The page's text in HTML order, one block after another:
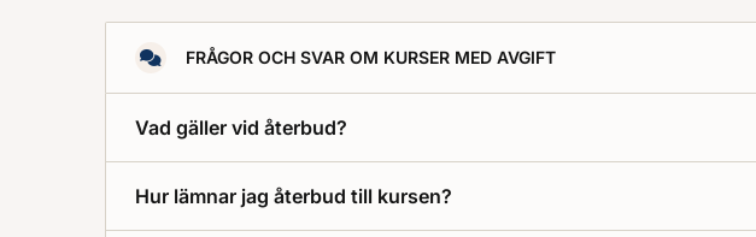
FRÅGOR OCH SVAR OM KURSER MED AVGIFT
Vad gäller vid återbud?
Hur lämnar jag återbud till kursen?